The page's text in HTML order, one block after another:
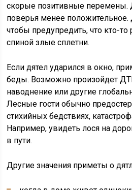
скорые позитивные перемены.
поверья менее положительное.
чтобы предупредить, что кто-то
спиной злые сплетни.
Если дятел ударился в окно,
беды. Возможно произойдет
наводнение или другие
Лесные гости обычно
стихийных бедствиях,
Например, увидеть лося на
в пути.
Другие значения приметы о